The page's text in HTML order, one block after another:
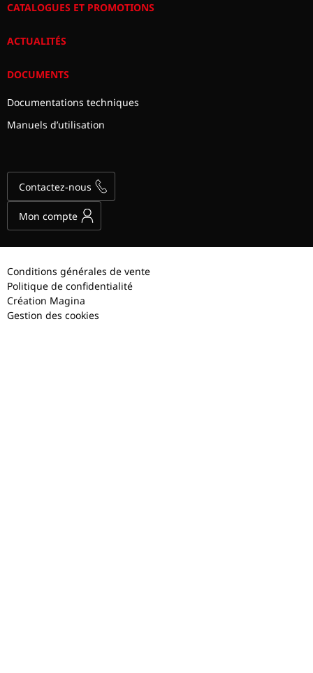
CATALOGUES ET PROMOTIONS
ACTUALITÉS
DOCUMENTS
Documentations techniques
Manuels d’utilisation
Contactez-nous
Mon compte
Conditions générales de vente
Politique de confidentialité
Création Magina
Gestion des cookies